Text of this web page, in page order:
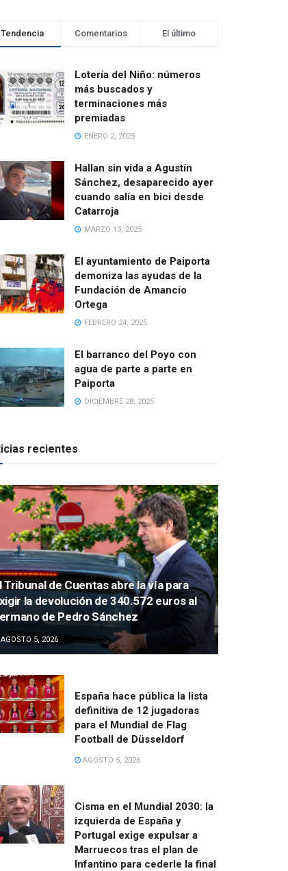
Tendencia Comentarios El último
Lotería del Niño: números
más buscados y
terminaciones más
premiadas
ENERO 2, 2025
Hallan sin vida a Agustín
Sánchez, desaparecido ayer
cuando salía en bici desde
Catarroja
MARZO 13, 2025
El ayuntamiento de Paiporta
demoniza las ayudas de la
Fundación de Amancio
Ortega
FEBRERO 24, 2025
El barranco del Poyo con
agua de parte a parte en
Paiporta
DICIEMBRE 28, 2025
recientes
Tribunal de Cuentas abre la vía para
la devolución de 340.572 euros al
de Pedro Sánchez
5, 2026
España hace pública la lista
definitiva de 12 jugadoras
para el Mundial de Flag
Football de Düsseldorf
AGOSTO 5, 2026
Cisma en el Mundial 2030: la
izquierda de España y
Portugal exige expulsar a
Marruecos tras el plan de
Infantino para cederle la final